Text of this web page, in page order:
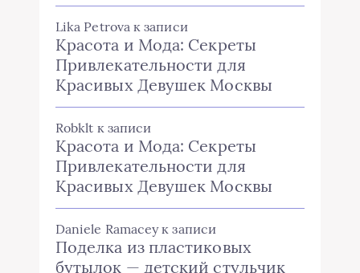
Lika Petrovaк записи
Красота и Мода: Секреты
Привлекательности для
Красивых Девушек Москвы
Robklt к записи
Красота и Мода: Секреты
Привлекательности для
Красивых Девушек Москвы
Daniele Ramaceyк записи
Поделка из пластиковых
бутылок — детский стульчик